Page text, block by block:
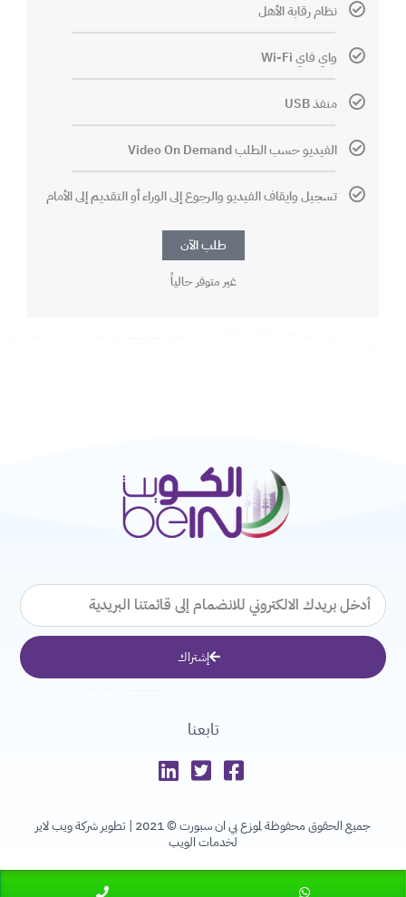
نظام رقابة الأهل
واي فاي Wi-Fi
منفذ USB
الفيديو حسب الطلب Video On Demand
تسجيل وايقاف الفيديو والرجوع إلى الوراء أو التقديم إلى الأمام
طلب الآن
غير متوفر حالياً
البريد
الإلكتروني
إشتراك
تابعنا
جميع الحقوق محفوظة لموزع بي ان سبورت © 2021 |
تطوير شركة ويب لاير
لخدمات الويب